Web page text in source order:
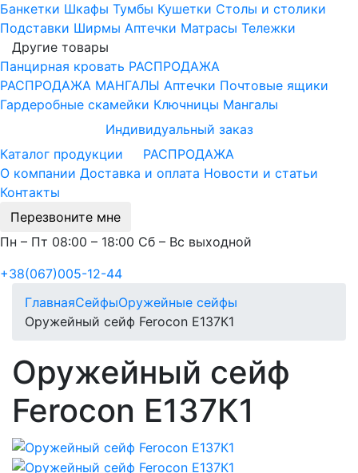
Банкетки Шкафы Тумбы Кушетки Столы и столики
Подставки Ширмы Аптечки Матрасы Тележки
Другие товары
Панцирная кровать РАСПРОДАЖА
РАСПРОДАЖА МАНГАЛЫ Аптечки Почтовые ящики
Гардеробные скамейки Ключницы Мангалы
Индивидуальный заказ
Каталог продукции
РАСПРОДАЖА
О компании Доставка и оплата Новости и статьи
Контакты
Перезвоните мне
Пн – Пт 08:00 – 18:00 Сб – Вс выходной
+38(067)005-12-44
ГлавнаяСейфыОружейные сейфы
Оружейный сейф Ferocon Е137К1
Оружейный сейф
Ferocon Е137К1